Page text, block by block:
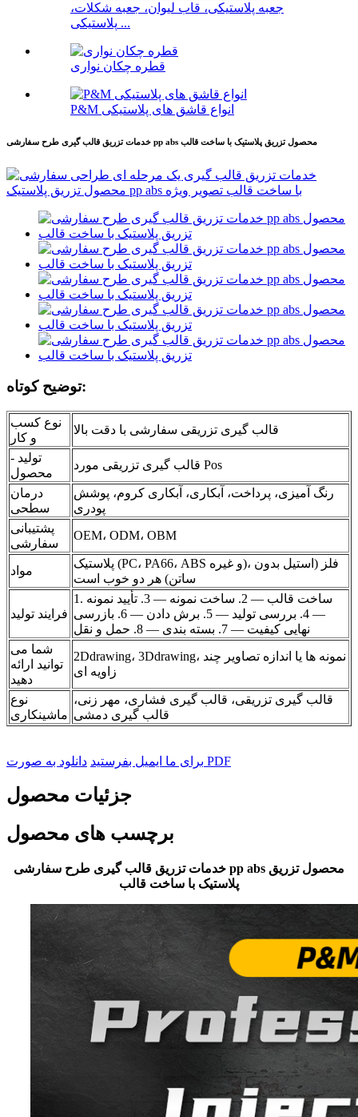
جعبه پلاستیکی، قاب لیوان، جعبه شکلات،
پلاستیکی ...
قطره چکان نواری
P&M انواع قاشق های پلاستیکی
خدمات تزریق قالب گیری طرح سفارشی pp abs محصول تزریق پلاستیک با ساخت قالب
توضیح کوتاه:
نوع کسب
و کار
قالب گیری تزریقی سفارشی با دقت بالا
تولید -
محصول
قالب گیری تزریقی مورد Pos
درمان
سطحی
رنگ آمیزی، پرداخت، آبکاری، آبکاری کروم، پوشش
پودری
پشتیبانی
سفارشی
OEM، ODM، OBM
مواد
پلاستیک (PC، PA66، ABS و غیره)، فلز (استیل بدون
ساتن) هر دو خوب است
فرایند تولید
1. ساخت قالب — 2. ساخت نمونه — 3. تأیید نمونه
— 4. بررسی تولید — 5. برش دادن — 6. بازرسی
نهایی کیفیت — 7. بسته بندی — 8. حمل و نقل
شما می
توانید ارائه
دهید
2Ddrawing، 3Ddrawing، نمونه ها یا اندازه تصاویر چند
زاویه ای
نوع
ماشینکاری
قالب گیری تزریقی، قالب گیری فشاری، مهر زنی،
قالب گیری دمشی
برای ما ایمیل بفرستید دانلود به صورت PDF
جزئیات محصول
برچسب های محصول
خدمات تزریق قالب گیری طرح سفارشی pp abs محصول تزریق
پلاستیک با ساخت قالب